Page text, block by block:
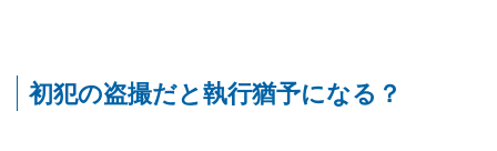
初犯の盗撮だと執行猶予になる？